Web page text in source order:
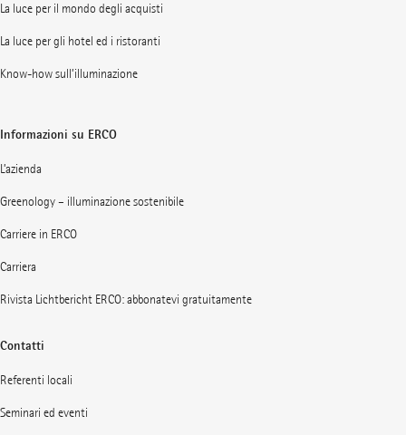
La luce per il mondo degli acquisti
La luce per gli hotel ed i ristoranti
Know-how sull’illuminazione
Informazioni su ERCO
L’azienda
Greenology – illuminazione sostenibile
Carriere in ERCO
Carriera
Rivista Lichtbericht ERCO: abbonatevi gratuitamente
Contatti
Referenti locali
Seminari ed eventi